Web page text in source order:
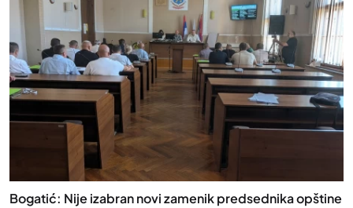
Bogatić: Nije izabran novi zamenik predsednika opštine